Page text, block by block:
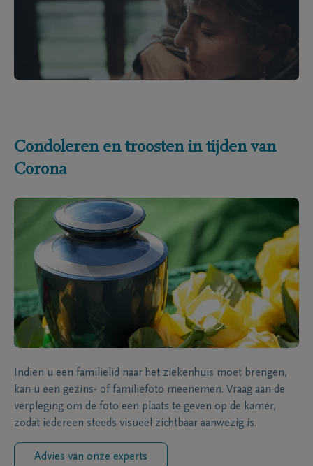
Condoleren en troosten in tijden van
Corona
Indien u een familielid naar het ziekenhuis moet brengen,
kan u een gezins- of familiefoto meenemen. Vraag aan de
verpleging om de foto een plaats te geven op de kamer,
zodat iedereen steeds visueel zichtbaar aanwezig is.
Advies van onze experts